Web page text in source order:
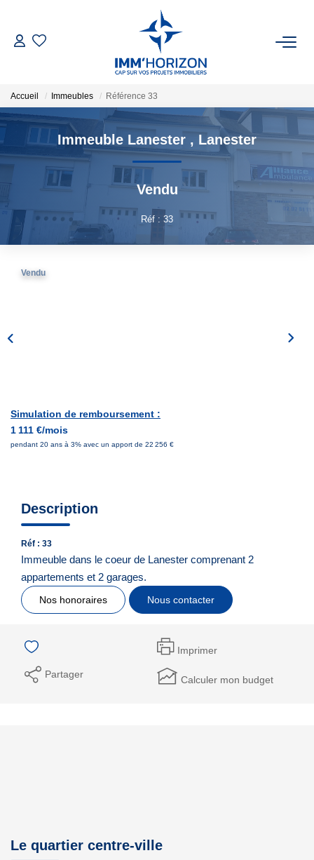
ACHETER
LOUER
ESTIMER
FAIRE GÉRER
BIENS VENDUS
Accueil Immeubles Référence 33
Immeuble Lanester , Lanester
Vendu
Réf : 33
Vendu
Simulation de remboursement :
1 111 €/mois
pendant 20 ans à 3% avec un apport de 22 256 €
Description
Réf : 33
Immeuble dans le coeur de Lanester comprenant 2
appartements et 2 garages.
Nos honoraires Nous contacter
Imprimer
Partager Calculer mon budget
Le quartier centre-ville